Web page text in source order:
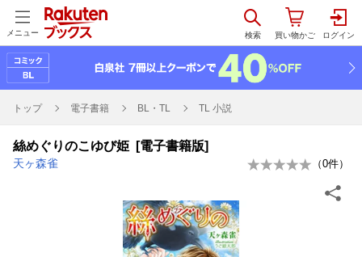
メニュー
トップ 電子書籍 BL・TL TL 小説
絲めぐりのこゆび姫 [電子書籍版]
天ヶ森雀 （0件）